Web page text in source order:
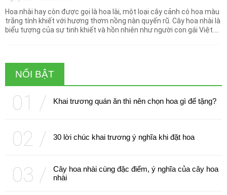
Hoa nhài hay còn được gọi là hoa lài, một loại cây cảnh có hoa màu
trắng tính khiết với hương thơm nồng nàn quyến rũ. Cây hoa nhài là
biểu tượng của sự tinh khiết và hồn nhiên như người con gái Việt.
NỔI BẬT
Khai trương quán ăn thì nên chọn hoa gì để tặng?
30 lời chúc khai trương ý nghĩa khi đặt hoa
Cây hoa nhài cùng đặc điểm, ý nghĩa của cây hoa
nhài